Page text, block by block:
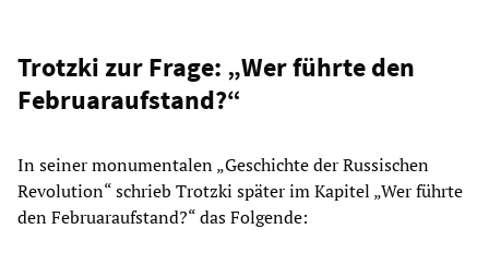
Trotzki zur Frage: „Wer führte den
Februaraufstand?“
In seiner monumentalen „Geschichte der Russischen
Revolution“ schrieb Trotzki später im Kapitel „Wer führte
den Februaraufstand?“ das Folgende: